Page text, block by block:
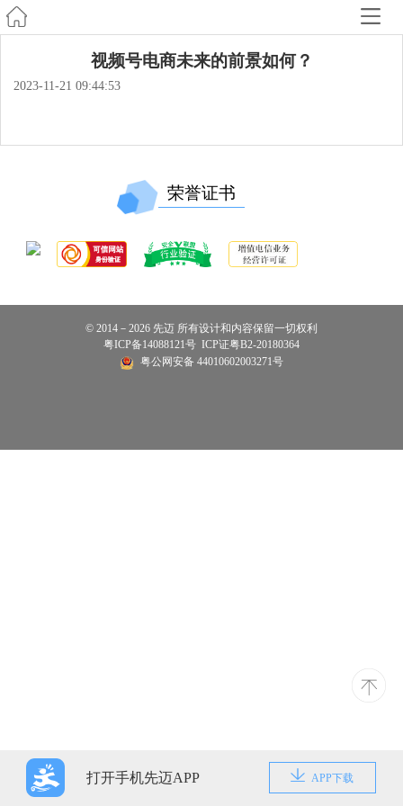
视频号电商未来的前景如何？
2023-11-21 09:44:53
荣誉证书
© 2014－2026 先迈 所有设计和内容保留一切权利
粤ICP备14088121号 ICP证粤B2-20180364
粤公网安备 44010602003271号
打开手机先迈APP APP下载